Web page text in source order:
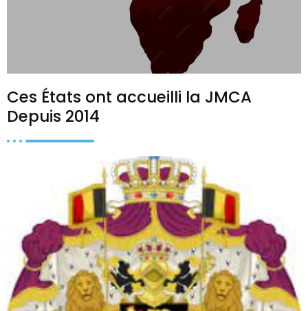
Ces États ont accueilli la JMCA
Depuis 2014